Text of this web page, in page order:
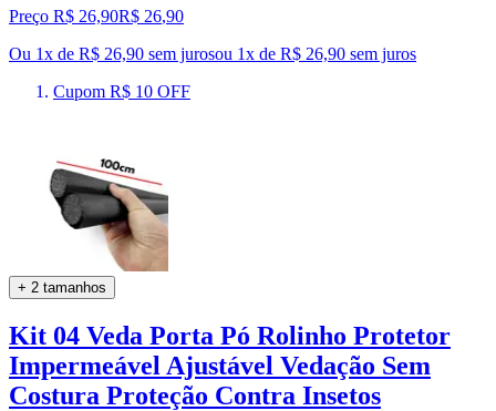
Preço R$ 26,90R$ 26,90
Ou 1x de R$ 26,90 sem jurosou 1x de R$ 26,90 sem juros
Cupom R$ 10 OFF
+ 2 tamanhos
Kit 04 Veda Porta Pó Rolinho Protetor
Impermeável Ajustável Vedação Sem
Costura Proteção Contra Insetos